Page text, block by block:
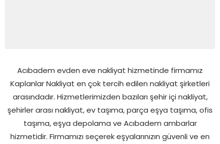
Acıbadem evden eve nakliyat hizmetinde firmamız
Kaplanlar Nakliyat en çok tercih edilen nakliyat şirketleri
arasındadır. Hizmetlerimizden bazıları şehir içi nakliyat,
şehirler arası nakliyat, ev taşıma, parça eşya taşıma, ofis
taşıma, eşya depolama ve Acıbadem ambarlar
hizmetidir. Firmamızı seçerek eşyalarınızın güvenli ve en